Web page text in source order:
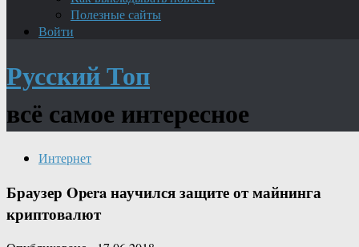
Полезные сайты
Войти
Русский Топ
всё самое интересное
Интернет
Браузер Opera научился защите от майнинга
криптовалют